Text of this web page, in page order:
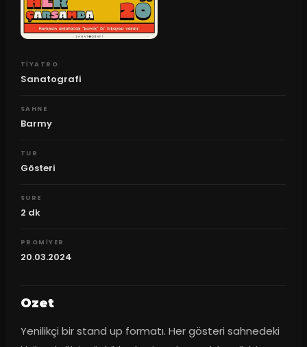
TIYATRO
Sanatografi
SAHNE
Barmy
TUR
Gösteri
SURE
2 dk
PROMIYER
20.03.2024
Ozet
Yenilikçi bir stand up formatı. Her gösteri sahnedeki